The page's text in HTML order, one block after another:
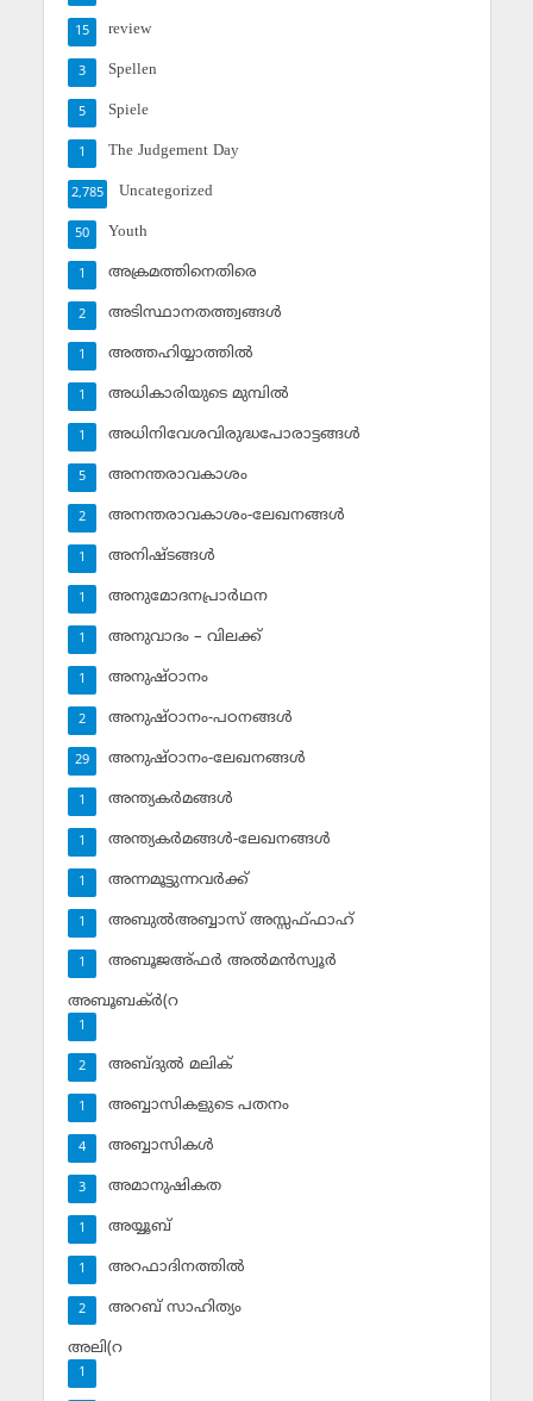
review
15
Spellen
3
Spiele
5
The Judgement Day
1
Uncategorized
2,785
Youth
50
അക്രമത്തിനെതിരെ
1
അടിസ്ഥാനതത്ത്വങ്ങള്‍
2
അത്തഹിയ്യാത്തില്‍
1
അധികാരിയുടെ മുമ്പില്‍
1
അധിനിവേശവിരുദ്ധപോരാട്ടങ്ങള്‍
1
അനന്തരാവകാശം
5
അനന്തരാവകാശം-ലേഖനങ്ങള്‍
2
അനിഷ്ടങ്ങള്‍
1
അനുമോദനപ്രാര്‍ഥന
1
അനുവാദം – വിലക്ക്‌
1
അനുഷ്ഠാനം
1
അനുഷ്ഠാനം-പഠനങ്ങള്‍
2
അനുഷ്ഠാനം-ലേഖനങ്ങള്‍
29
അന്ത്യകര്‍മങ്ങള്‍
1
അന്ത്യകര്‍മങ്ങള്‍-ലേഖനങ്ങള്‍
1
അന്നമൂട്ടുന്നവര്‍ക്ക്
1
അബുല്‍അബ്ബാസ് അസ്സഫ്ഫാഹ്‌
1
അബൂജഅ്ഫര്‍ അല്‍മന്‍സ്വൂര്‍
1
അബൂബക്ര്‍(റ
1
അബ്ദുല്‍ മലിക്‌
2
അബ്ബാസികളുടെ പതനം
1
അബ്ബാസികള്‍
4
അമാനുഷികത
3
അയ്യൂബ്‌
1
അറഫാദിനത്തില്‍
1
അറബ് സാഹിത്യം
2
അലി(റ
1